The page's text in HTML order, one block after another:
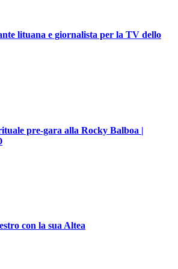
lituana e giornalista per la TV dello
pre-gara alla Rocky Balboa |
con la sua Altea